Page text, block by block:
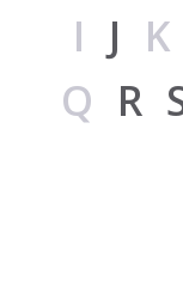
I J
Q R